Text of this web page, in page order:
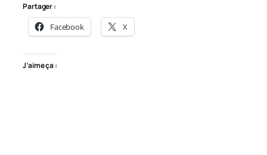
Partager :
Facebook X
J’aime ça :